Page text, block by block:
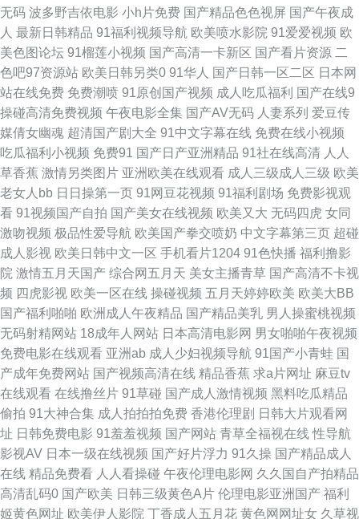
一老司机福利 日本韩国操逼 日本妈妈伦理 色色韩日 久草手机在线视频 91va
人妻 超碰人人人妻 综合亚洲97 欧美性爱影音先锋 免费版91网页 欧美曰曰视
频 91黑丝视频 欧美一页一区 欧美色吧国产精品 免费的瑟瑟的网站 欧美在线
日韩操逼片 精品一欧美一综合 日韩1区二区 海角社区91精品 亚洲色图第一
页 九九热精品66 wwwAV资源网 国产专区 青青操影院 亚洲另类小说欧美
www473p 黄色片之午夜播放 美女91视频 日韩精选av福利 国产AV探花 天堂
网国产 亚洲偷拍天堂 日韩免费新片网 福利社影院 国内激情 91深候 网站免
费黄 激情另类综合av 日韩无码内射 色五月丁香综合网 久久男同 91黄色传媒
公司 成人久久免费的 狼友97 另类综合小图i 伊人成人大香蕉 韩国无码黄
www91视频 69大伊人 国产黄色在线三级 91网页在线看 福利社体验三分钟
久久精品这里18 日本三级aaa 天天干视频网站 日韩草草视频 老司机福利导
航网 日本岛国片 玖草在线资源站 韩国有码专区 国产网站 AV午夜激情 91色
视频国产自 成人日韩免费 成人网站立即观看 人妖变态性交 后入黑丝jk 另类
无码 波多野吉依电影 小h片免费 国产精品色色视屏 国产午夜成
人 最新日韩精品 91福利视频导航 欧美喷水影院 91爱爱视频 欧
美色图论坛 91榴莲小视频 国产高清一卡新区 国产看片资源 二
色吧97资源站 欧美日韩另类0 91华人 国产日韩一区二区 日本网
站在线免费 免费潮喷 91原创国产视频 成人吃瓜福利 国产在线9
操碰高清免费视频 午夜电影全集 国产AV无码 人妻系列 爱豆传
媒倩女幽魂 超清国产剧大全 91中文字幕在线 免费在线小视频
吃瓜福利小视频 免费91 国产日产亚洲精品 91社在线高清 人人
草香蕉 激情另类图片 亚洲欧美在线观看 成人三级成人三级 欧美
老女人bb 日日操第一页 91网豆花视频 91福利剧场 免费影视观
看 91视频国产自拍 国产美女在线视频 欧美又大 无码四虎 女同
激吻视频 极品性爱导航 欧美国产拳交喷奶 中文字幕第三页 超碰
成人影视 欧美日韩中文一区 手机看片1204 91色快播 福利撸影
院 激情五月天国产 综合网五月天 美女主播青草 国产高清不卡视
频 四虎影视 欧美一区在线 操碰视频 五月天婷婷欧美 欧美大BB
国产福利啪啪 欧洲成人午夜精品 国产精品美乳 男人操蜜桃视频
无码射精网站 18成年人网站 日本高清电影网 男女啪啪午夜视频
免费电影在线观看 亚洲ab 成人少妇视频导航 91国产小青蛙 国
产成年免费网站 国产视频高清在线 精品香蕉 求a片网址 麻豆tv
在线观看 在线撸丝片 91草碰 国产成人激情视频 黑料吃瓜精品
偷拍 91大神合集 成人拍拍拍免费 香港伦理剧 日韩大片观看网
址 日韩免费电影 91羞羞视频 国产网站 青草全福视在线 性导航
影视AV 日本一级在线视频 国产好片浮力 91久操 国产精品成人
在线 精品免费看 人人看操碰 午夜伦理电影网 久久国自产拍精品
高清乱码0 国产欧美 日韩三级黄色A片 伦理电影亚洲国产 福利
姬黄色网址 欧美伊人影院 丁香成人五月花 黄色网网址女 久草视